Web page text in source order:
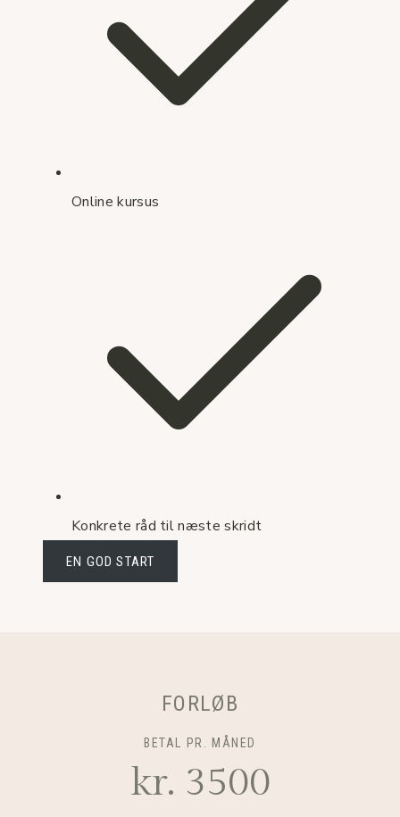
Online kursus
Konkrete råd til næste skridt
EN GOD START
FORLØB
BETAL PR. MÅNED
kr. 3500